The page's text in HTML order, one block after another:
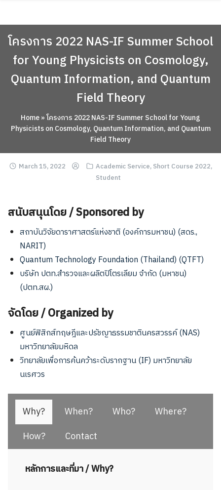
RESEARCH
NEWS & EVENT
โครงการ 2022 NAS-IF Summer School
for Young Physicists on Cosmology,
Quantum Information, and Quantum
Field Theory
Home»โครงการ 2022 NAS-IF Summer School for Young
Physicists on Cosmology, Quantum Information, and Quantum
Field Theory
March 15, 2022 Academic Service,Short Course 2022,
Student
สนับสนุนโดย / Sponsored by
สถาบันวิจัยดาราศาสตร์แห่งชาติ (องค์การมหาชน) (สดร.,
NARIT)
Quantum Technology Foundation (Thailand) (QTFT)
บริษัท ปตท.สำรวจและผลิตปิโตรเลียม จำกัด (มหาชน)
(ปตท.สผ.)
จัดโดย / Organized by
ศูนย์ฟิสิกส์ทฤษฎีและปรัชญาธรรมชาตินครสวรรค์ (NAS)
มหาวิทยาลัยมหิดล
วิทยาลัยเพื่อการค้นคว้าระดับรากฐาน (IF) มหาวิทยาลัย
นเรศวร
Why? When? Who?
Where?
How?
Contact
หลักการและที่มา / Why?